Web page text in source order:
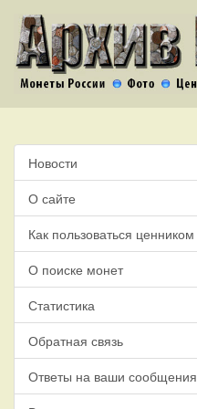
Новости
О сайте
Как пользоваться ценником
О поиске монет
Статистика
Обратная связь
Ответы на ваши сообщения